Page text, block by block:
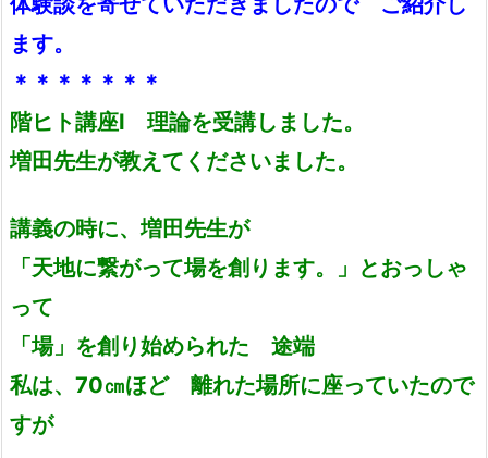
ます。
＊＊＊＊＊＊＊
階ヒト講座Ⅰ 理論を受講しました。
増田先生が教えてくださいました。
講義の時に、増田先生が
「天地に繋がって場を創ります。」とおっしゃ
って
「場」を創り始められた 途端
私は、70㎝ほど 離れた場所に座っていたので
すが